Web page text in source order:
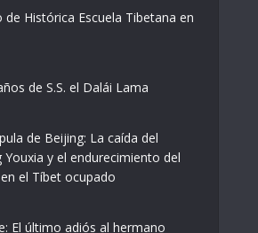
de Histórica Escuela Tibetana en
de S.S. el Dalái Lama
de Beijing: La caída del
Youxia y el endurecimiento del
el Tíbet ocupado
El último adiós al hermano